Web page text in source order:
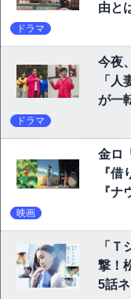
由と
ドラマ
今夜
「
が一
ドラマ
金ロ
『
『
映画
「
撃！
5話